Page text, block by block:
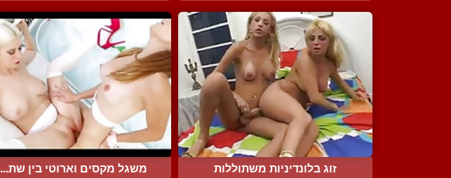
זוג בלונדיניות משתוללות משגל מקסים וארוטי בין שת...